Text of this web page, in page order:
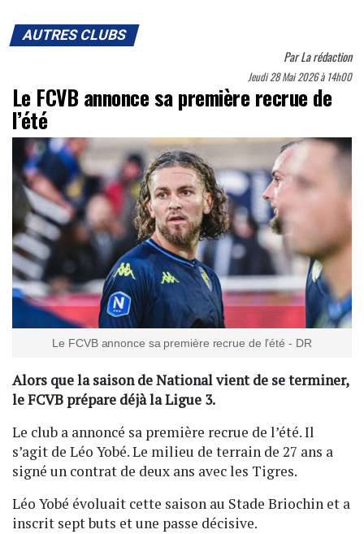
AUTRES CLUBS
ParLa rédaction
Jeudi 28 Mai 2026 à 14h00
Le FCVB annonce sa première recrue de
l’été
Le FCVB annonce sa première recrue de l’été - DR
Alors que la saison de National vient de se terminer,
le FCVB prépare déjà la Ligue 3.
Le club a annoncé sa première recrue de l’été. Il
s’agit de Léo Yobé. Le milieu de terrain de 27 ans a
signé un contrat de deux ans avec les Tigres.
Léo Yobé évoluait cette saison au Stade Briochin et a
inscrit sept buts et une passe décisive.